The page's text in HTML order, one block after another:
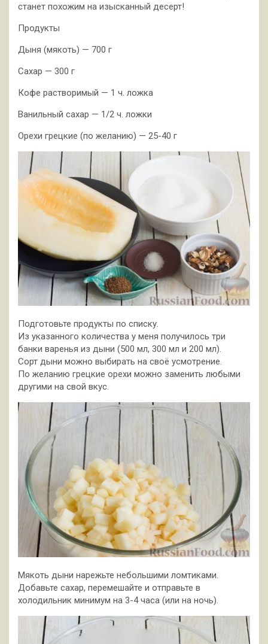
станет похожим на изысканный десерт!
Продукты
Дыня (мякоть) — 700 г
Сахар — 300 г
Кофе растворимый — 1 ч. ложка
Ванильный сахар — 1/2 ч. ложки
Орехи грецкие (по желанию) — 25-40 г
Подготовьте продукты по списку.
Из указанного количества у меня получилось три
банки варенья из дыни (500 мл, 300 мл и 200 мл).
Сорт дыни можно выбирать на своё усмотрение.
По желанию грецкие орехи можно заменить любыми
другими на свой вкус.
Мякоть дыни нарежьте небольшими ломтиками.
Добавьте сахар, перемешайте и отправьте в
холодильник минимум на 3-4 часа (или на ночь).